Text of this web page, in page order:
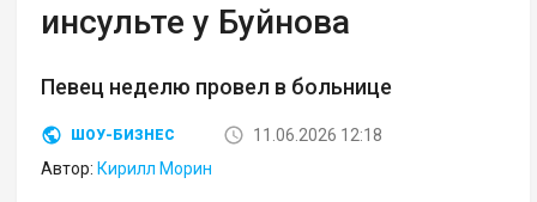
инсульте у Буйнова
Певец неделю провел в больнице
ШОУ-БИЗНЕС
11.06.2026 12:18
Автор:Кирилл Морин